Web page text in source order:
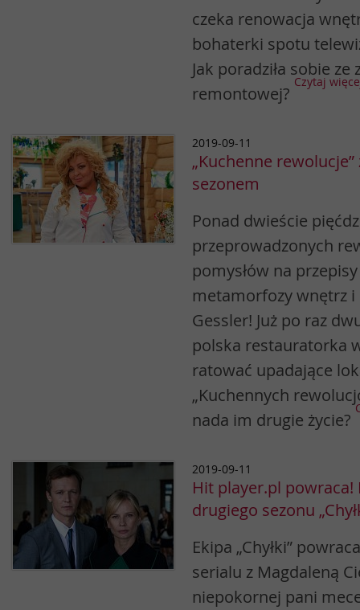
czeka renowacja
bohaterki spotu
Jak poradziła sobie
remontowej?
Czytaj
2019-09-11
„Kuchenne
sezonem
Ponad dwieście
przeprowadzonych
pomysłów na
metamorfozy wnętrz i
Gessler! Już po raz
polska restauratorka
ratować upadające
„Kuchennych
nada im drugie życie?
2019-09-11
Hit player.pl powraca!
drugiego sezonu
Ekipa „Chyłki”
serialu z Magdaleną
niepokornej pani